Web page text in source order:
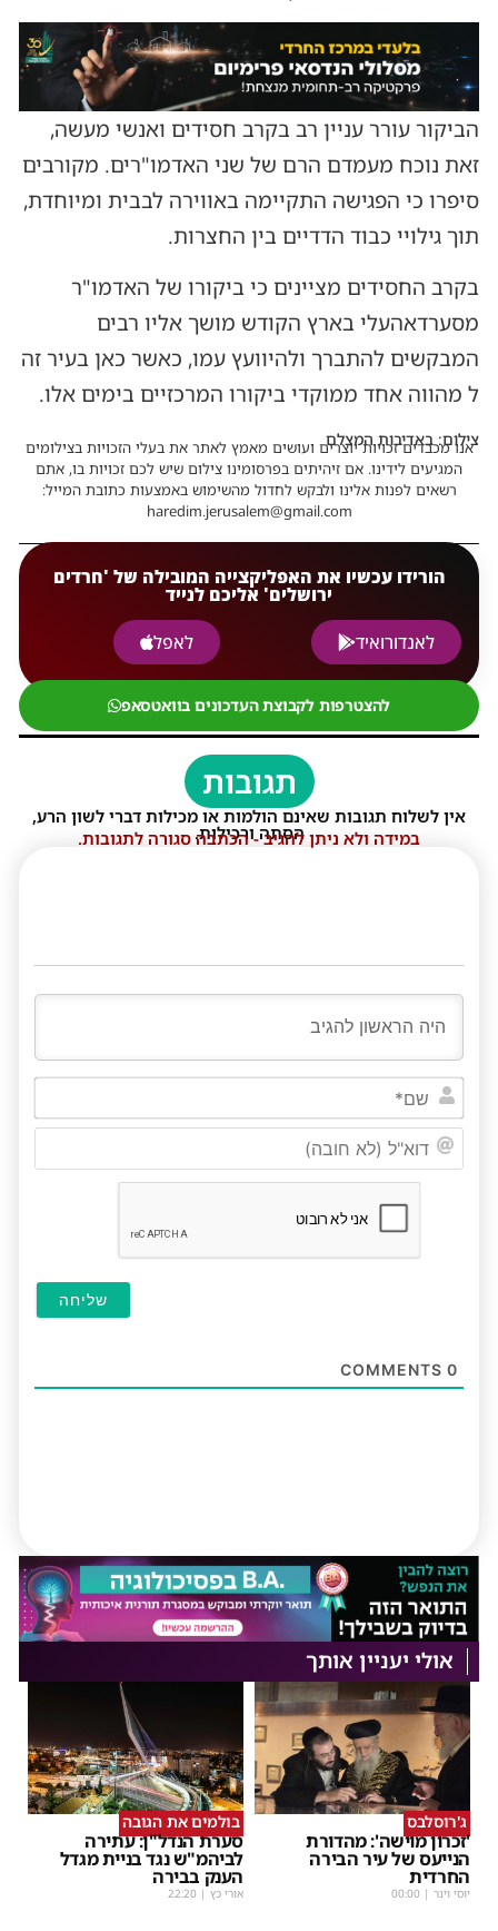
הביקור עורר עניין רב בקרב חסידים ואנשי מעשה,
זאת נוכח מעמדם הרם של שני האדמו"רים. מקורבים
סיפרו כי הפגישה התקיימה באווירה לבבית ומיוחדת,
תוך גילויי כבוד הדדיים בין החצרות.
בקרב החסידים מציינים כי ביקורו של האדמו"ר
מסערדאהעלי בארץ הקודש מושך אליו רבים
המבקשים להתברך ולהיוועץ עמו, כאשר כאן בעיר זה
ל מהווה אחד ממוקדי ביקורו המרכזיים בימים אלו.
צילום: באדיבות המצלם
אנו מכבדים זכויות יוצרים ועושים מאמץ לאתר את בעלי הזכויות בצילומים
המגיעים לידינו. אם זיהיתים בפרסומינו צילום שיש לכם זכויות בו, אתם
רשאים לפנות אלינו ולבקש לחדול מהשימוש באמצעות כתובת המייל:
haredim.jerusalem@gmail.com
הורידו עכשיו את האפליקצייה המובילה של 'חרדים
ירושלים' אליכם לנייד
לאנדורואיד
לאפל
להצטרפות לקבוצת העדכונים בוואטסאפ
תגובות
אין לשלוח תגובות שאינם הולמות או מכילות דברי לשון הרע,
הסתה ורכילות.
במידה ולא ניתן להגיב - הכתבה סגורה לתגובות.
0
אולי יעניין אותך
ג'רוסלבס
'זכרון מוישה': מהדורת
הנייעס של עיר הבירה
החרדית
יוסי וינר |
00:00
בולמים את הגובה
סערת הנדל"ן: עתירה
לביהמ"ש נגד בניית מגדל
הענק בבירה
אורי כץ |
22:20